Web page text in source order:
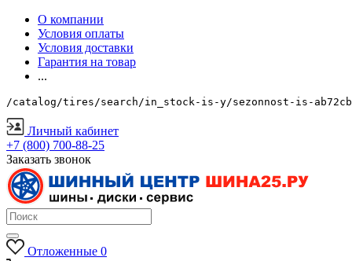
О компании
Условия оплаты
Условия доставки
Гарантия на товар
...
/catalog/tires/search/in_stock-is-y/sezonnost-is-
Личный кабинет
+7 (800) 700-88-25
Заказать звонок
Отложенные 0